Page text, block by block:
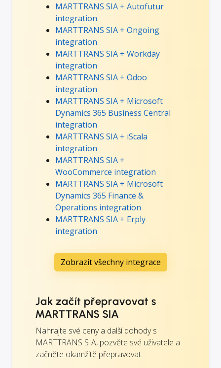
MARTTRANS SIA + Autofutur
integration
MARTTRANS SIA + Ongoing
integration
MARTTRANS SIA + Workday
integration
MARTTRANS SIA + Odoo
integration
MARTTRANS SIA + Microsoft
Dynamics 365 Business Central
integration
MARTTRANS SIA + iScala
integration
MARTTRANS SIA +
WooCommerce integration
MARTTRANS SIA + Microsoft
Dynamics 365 Finance &
Operations integration
MARTTRANS SIA + Erply
integration
Zobrazit všechny integrace
Jak začít přepravovat s
MARTTRANS SIA
Nahrajte své ceny a další dohody s
MARTTRANS SIA, pozvěte své uživatele a
začněte okamžitě přepravovat.